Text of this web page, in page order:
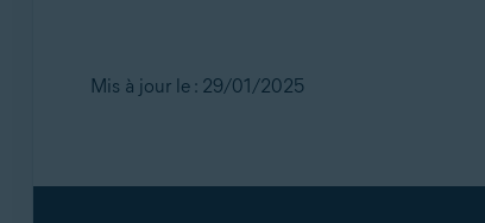
Mis à jour le : 29/01/2025